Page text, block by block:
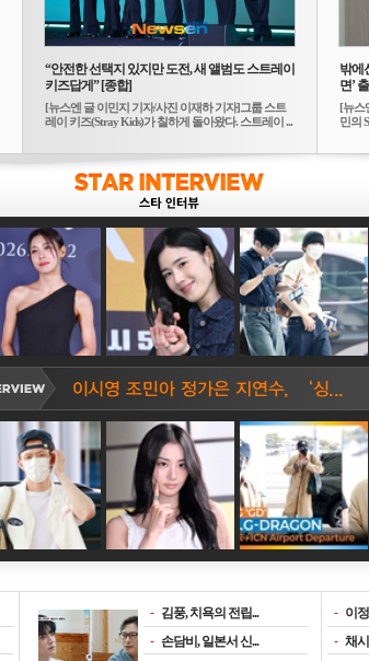
“안전한 선택지 있지만 도전, 새 앨범도 스트레이
키즈답게” [종합]
[뉴스엔 글 이민지 기자/사진 이재하 기자]그룹 스트
레이 키즈(Stray Kids)가 칠하게 돌아왔다. 스트레이 ...
밖에
면’
[뉴스
민의
- 김풍, 치욕의 전립...
- 손담비, 일본서 신...
- 이
- 채